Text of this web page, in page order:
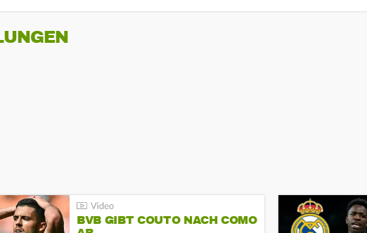
BVB GIBT COUTO NACH COMO